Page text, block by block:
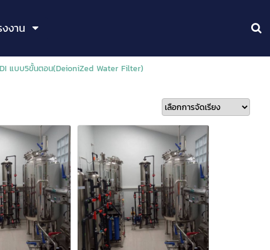
งาน
แบบ5ขั้นตอน(DeioniZed Water Filter)